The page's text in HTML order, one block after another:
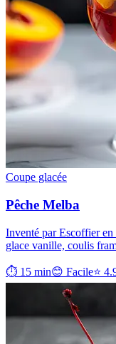
Coupe glacée
Pêche Melba
Inventé par Escoffier
glace vanille, coulis
⏱ 15 min😊 Facile⭐